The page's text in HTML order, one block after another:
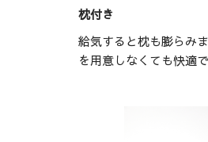
枕付き
給気すると枕も膨らみ
を用意しなくても快適で